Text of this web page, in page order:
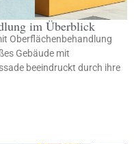
im Überblick
Oberflächenbehandlung
Gebäude mit
beeindruckt durch ihre